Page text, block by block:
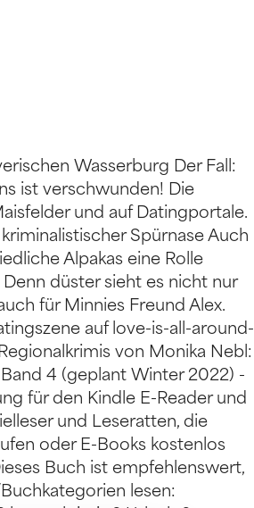
Wasserburg Der Fall:
ist verschwunden! Die
und auf Datingportale.
Spürnase Auch
Alpakas eine Rolle
Denn düster sieht es nicht nur
für Minnies Freund Alex.
auf love-is-all-around-
von Monika Nebl:
4 (geplant Winter 2022) -
für den Kindle E-Reader und
und Leseratten, die
oder E-Books kostenlos
Buch ist empfehlenswert,
lesen: